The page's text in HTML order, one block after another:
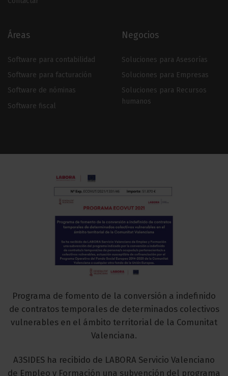
Áreas
Software para contabilidad
Software para facturación
Software de nóminas
Software fiscal
Negocios
Soluciones para Asesorías
Soluciones para Empresas
Soluciones para Recursos
humanos
Programa de fomento de la conversión a indefinido
de contratos temporales de determinados colectivos
vulnerables en el ámbito territorial de la Comunitat
Valenciana.
A3SIDES ha recibido de LABORA Servicio Valenciano
de Empleo y Formación una subvención del programa